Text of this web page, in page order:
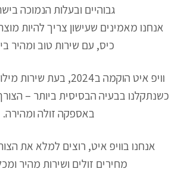
גבוהיים ובעלות הנמוכה
אנחנו מאמינים שעישון צריך להיות
כיס, עם שירות טוב ומהיר
וויפ איט הוקמה ב2024,
כשנתקלנו בבעיה הבסיסית ביותר –
באספקה זולה ומהירה.
אנחנו בוויפ איט, רוצים למלא את
מחירים זולים ושירות מהיר